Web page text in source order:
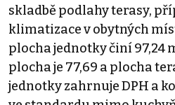
skladbě podlahy terasy,
klimatizace v obytných
plocha jednotky činí 97,24
plocha je 77,69 a plocha
jednotky zahrnuje DPH a